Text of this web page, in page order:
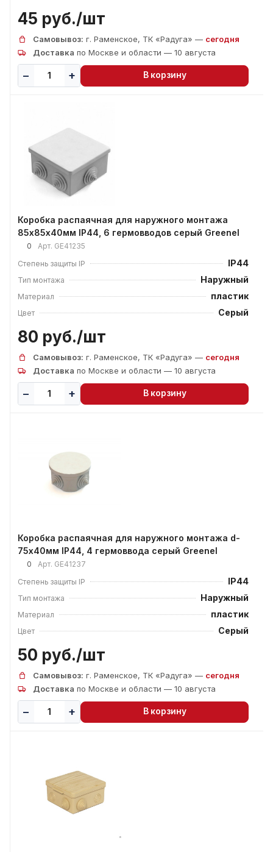
45 руб./шт
Самовывоз: г. Раменское, ТК «Радуга» — сегодня
Доставка по Москве и области — 10 августа
В корзину
Коробка распаячная для наружного монтажа
85х85х40мм IP44, 6 гермовводов серый Greenel
0 Арт. GE41235
Степень защиты IP
IP44
Тип монтажа Наружный
Материал пластик
Цвет Серый
80 руб./шт
Самовывоз: г. Раменское, ТК «Радуга» — сегодня
Доставка по Москве и области — 10 августа
В корзину
Коробка распаячная для наружного монтажа d-
75х40мм IP44, 4 гермоввода серый Greenel
0 Арт. GE41237
Степень защиты IP
IP44
Тип монтажа Наружный
Материал пластик
Цвет Серый
50 руб./шт
Самовывоз: г. Раменское, ТК «Радуга» — сегодня
Доставка по Москве и области — 10 августа
В корзину